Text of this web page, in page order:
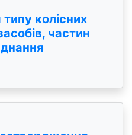
колісних
частин